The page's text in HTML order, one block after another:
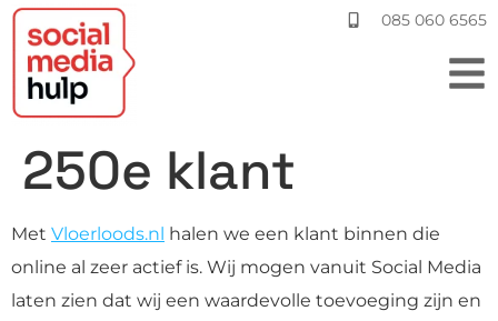
085 060 6565
250e klant
Met Vloerloods.nl halen we een klant binnen die
online al zeer actief is. Wij mogen vanuit Social Media
laten zien dat wij een waardevolle toevoeging zijn en